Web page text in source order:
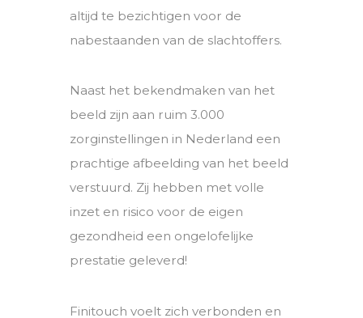
altijd te bezichtigen voor de
nabestaanden van de slachtoffers.
Naast het bekendmaken van het
beeld zijn aan ruim 3.000
zorginstellingen in Nederland een
prachtige afbeelding van het beeld
verstuurd. Zij hebben met volle
inzet en risico voor de eigen
gezondheid een ongelofelijke
prestatie geleverd!
Finitouch voelt zich verbonden en